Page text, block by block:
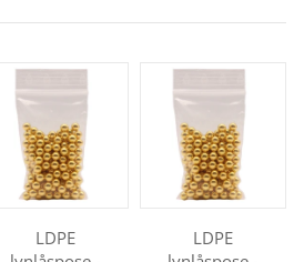
LDPE
LDPE